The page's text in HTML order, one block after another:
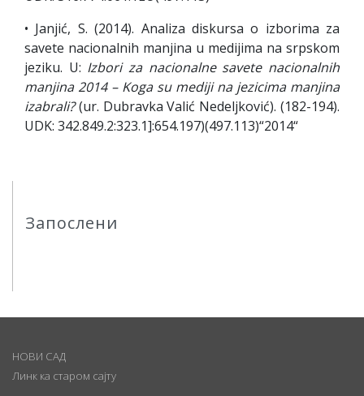
Запослени
• Janjić, S. (2014). Analiza diskursa o izborima za
savete nacionalnih manjina u medijima na srpskom
jeziku. U: Izbori za nacionalne savete nacionalnih
manjina 2014 – Koga su mediji na jezicima manjina
izabrali?(ur. Dubravka Valić Nedeljković). (182-194).
UDK: 342.849.2:323.1]:654.197)(497.113)“2014“
НОВИ САД
Линк ка старом сајту